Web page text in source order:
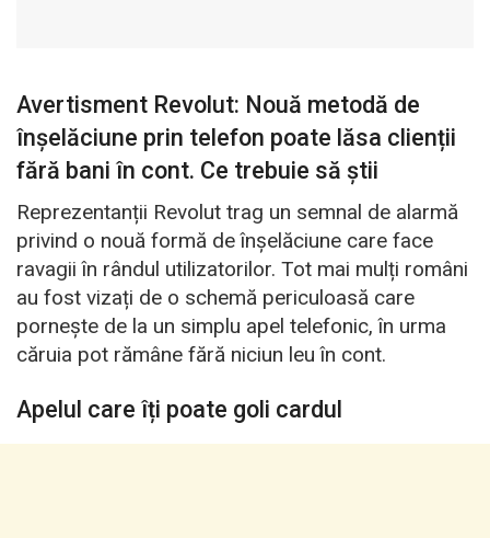
Avertisment Revolut: Nouă metodă de
înșelăciune prin telefon poate lăsa clienții
fără bani în cont. Ce trebuie să știi
Reprezentanții Revolut trag un semnal de alarmă
privind o nouă formă de înșelăciune care face
ravagii în rândul utilizatorilor. Tot mai mulți români
au fost vizați de o schemă periculoasă care
pornește de la un simplu apel telefonic, în urma
căruia pot rămâne fără niciun leu în cont.
Apelul care îți poate goli cardul